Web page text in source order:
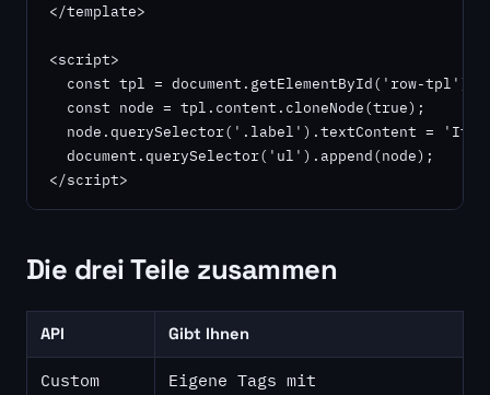
</template>
<script>
  const tpl = document.getElementById('row-tpl');
  const node = tpl.content.cloneNode(true);
node.querySelector('.label').textContent = 'Item
  document.querySelector('ul').append(node);
</script>
Die drei Teile zusammen
API Gibt Ihnen
Custom
Eigene Tags mit